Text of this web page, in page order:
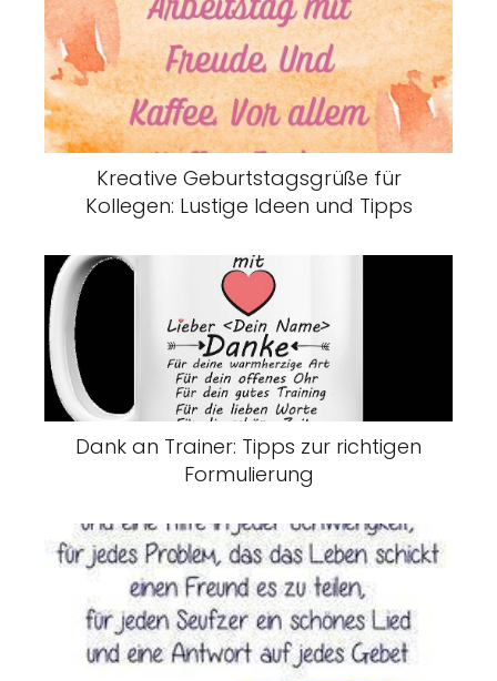
Kreative Geburtstagsgrüße für
Kollegen: Lustige Ideen und Tipps
Dank an Trainer: Tipps zur richtigen
Formulierung